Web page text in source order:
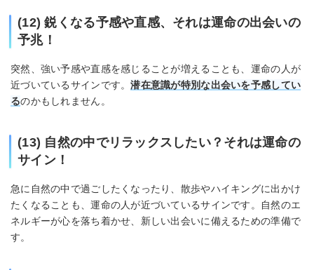
(12) 鋭くなる予感や直感、それは運命の出会いの
予兆！
突然、強い予感や直感を感じることが増えることも、運命の人が
近づいているサインです。潜在意識が特別な出会いを予感してい
るのかもしれません。
(13) 自然の中でリラックスしたい？それは運命の
サイン！
急に自然の中で過ごしたくなったり、散歩やハイキングに出かけ
たくなることも、運命の人が近づいているサインです。自然のエ
ネルギーが心を落ち着かせ、新しい出会いに備えるための準備で
す。